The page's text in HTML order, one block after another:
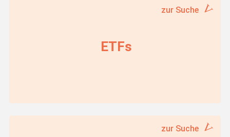
zur Suche
ETFs
zur Suche